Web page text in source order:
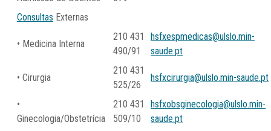
Consultas Externas
• Medicina Interna
210 431
490/91
hsfxespmedicas@ulslo.min-
saude.pt
• Cirurgia
210 431
525/26
hsfxcirurgia@ulslo.min-saude.pt
•
Ginecologia/Obstetrícia
210 431
509/10
hsfxobsginecologia@ulslo.min-
saude.pt